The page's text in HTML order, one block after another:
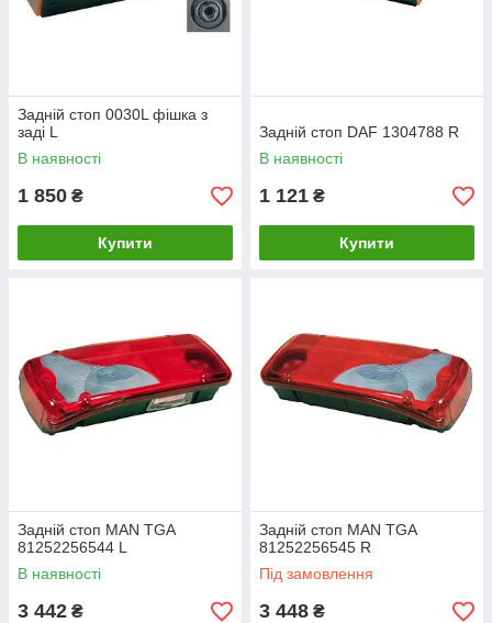
Задній стоп 0030L фішка з
заді L
В наявності
1 850 ₴
Купити
Задній стоп DAF 1304788 R
В наявності
1 121 ₴
Купити
Задній стоп MAN TGA
81252256544 L
В наявності
3 442 ₴
Задній стоп MAN TGA
81252256545 R
Під замовлення
3 448 ₴